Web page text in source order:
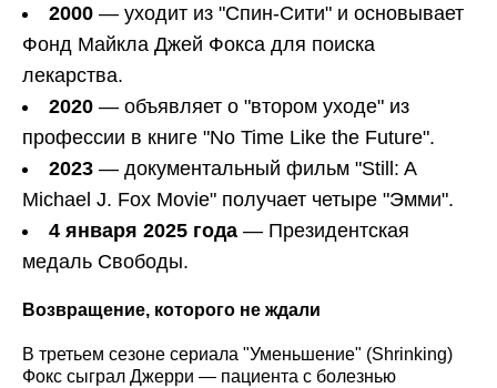
2000 — уходит из "Спин-Сити" и основывает
Фонд Майкла Джей Фокса для поиска
лекарства.
2020 — объявляет о "втором уходе" из
профессии в книге "No Time Like the Future".
2023 — документальный фильм "Still: A
Michael J. Fox Movie" получает четыре "Эмми".
4 января 2025 года — Президентская
медаль Свободы.
Возвращение, которого не ждали
В третьем сезоне сериала "Уменьшение" (Shrinking)
Фокс сыграл Джерри — пациента с болезнью